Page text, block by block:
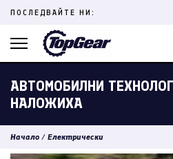
Skip
content
ПОСЛЕДВАЙТЕ НИ:
АВТОМОБИЛНИ
НАЛОЖИХА
Начало / Електрически